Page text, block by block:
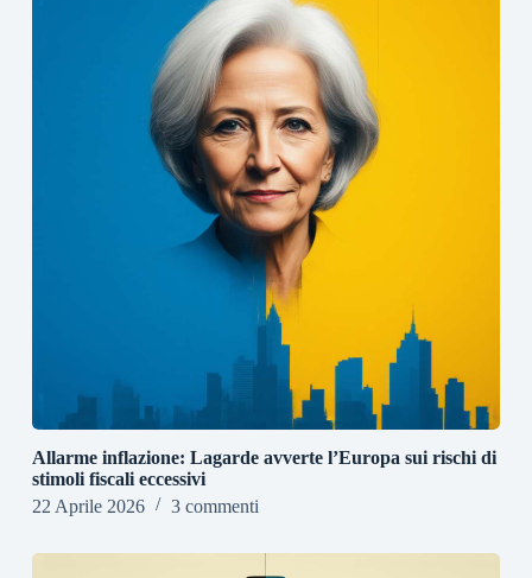
Allarme inflazione: Lagarde avverte l’Europa sui rischi di
stimoli fiscali eccessivi
22 Aprile 2026
3 commenti